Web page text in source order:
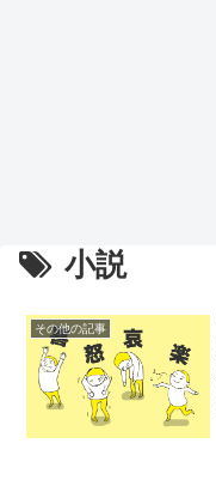
小説
その他の記事